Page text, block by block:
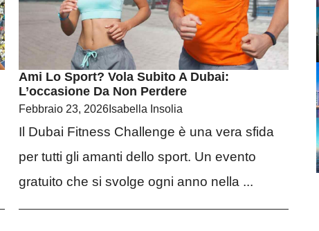
Ami Lo Sport? Vola Subito A Dubai:
L’occasione Da Non Perdere
Febbraio 23, 2026 Isabella Insolia
Il Dubai Fitness Challenge è una vera sfida
per tutti gli amanti dello sport. Un evento
gratuito che si svolge ogni anno nella ...